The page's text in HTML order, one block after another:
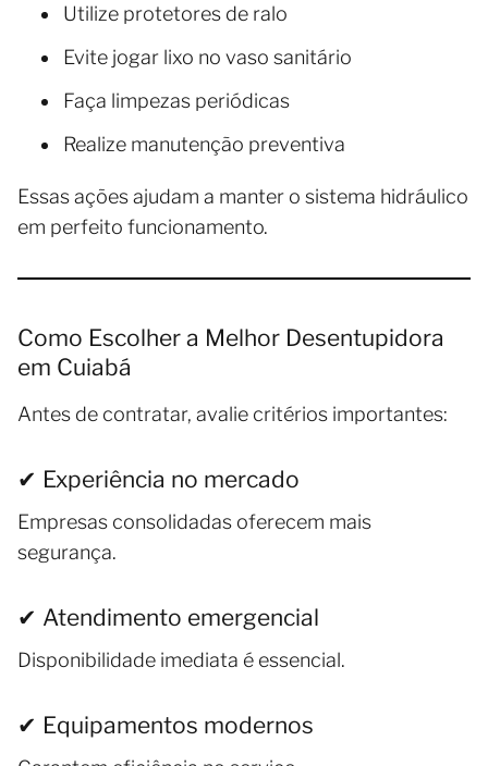
Utilize protetores de ralo
Evite jogar lixo no vaso sanitário
Faça limpezas periódicas
Realize manutenção preventiva
Essas ações ajudam a manter o sistema hidráulico
em perfeito funcionamento.
Como Escolher a Melhor Desentupidora
em Cuiabá
Antes de contratar, avalie critérios importantes:
✔ Experiência no mercado
Empresas consolidadas oferecem mais
segurança.
✔ Atendimento emergencial
Disponibilidade imediata é essencial.
✔ Equipamentos modernos